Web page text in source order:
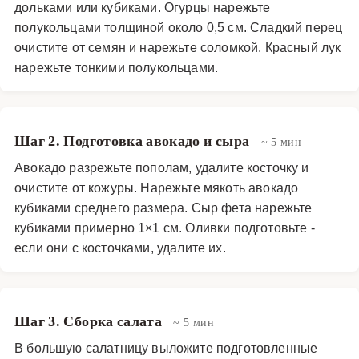
использовать несоленые и слегка обжарить на сухой
сковороде для раскрытия аромата. Сыр фета
традиционно используется в греческом салате, но в
служить как самостоятельным блюдом для легкого
ужина, так и гарниром к мясным или рыбным блюдам.
Благодаря сбалансированному составу, салат
подходит для различных диет, включая
средиземноморскую и растительную. Подавать
греческий салат с авокадо и фисташками лучше сразу
свежими листьями базилика или мяты, которые
добавят дополнительные ароматические ноты. Этот
дольками или кубиками. Огурцы нарежьте
полукольцами толщиной около 0,5 см. Сладкий перец
очистите от семян и нарежьте соломкой. Красный лук
нарежьте тонкими полукольцами.
Шаг 2. Подготовка авокадо и сыра ~ 5 мин
Авокадо разрежьте пополам, удалите косточку и
очистите от кожуры. Нарежьте мякоть авокадо
кубиками среднего размера. Сыр фета нарежьте
кубиками примерно 1×1 см. Оливки подготовьте -
если они с косточками, удалите их.
Шаг 3. Сборка салата ~ 5 мин
В большую салатницу выложите подготовленные